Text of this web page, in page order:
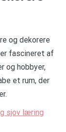
og dekorere
fascineret af
og hobbyer,
et rum, der
sjov læring